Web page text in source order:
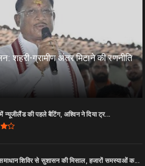
शहरी-ग्रामीण अंतर मिटाने की रणनीति
न्यूजीलैंड की पहले बैटिंग, अश्विन ने दिया ट्र...
शिविर से सुशासन की मिसाल, हजारों समस्याओं क...